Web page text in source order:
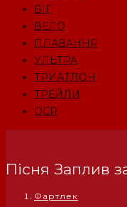
БІГ
ВЕЛО
ПЛАВАННЯ
УЛЬТРА
ТРИАТЛОН
ТРЕЙЛИ
OCR
Пісня Заплив
Фартлек